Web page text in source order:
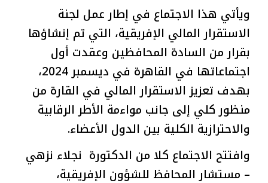
ويأتي هذا الاجتماع في إطار عمل لجنة
الاستقرار المالي الإفريقية، التي تم إنشاؤها
بقرار من السادة المحافظين وعقدت أول
اجتماعاتها في القاهرة في ديسمبر 2024،
بهدف تعزيز الاستقرار المالي في القارة من
منظور كلي إلى جانب مواءمة الأطر الرقابية
والاحترازية الكلية بين الدول الأعضاء.
وافتتح الاجتماع كلا من الدكتورة نجلاء نزهي
– مستشار المحافظ للشؤون الإفريقية،